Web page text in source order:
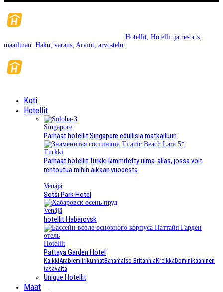
Hotellit, Hotellit ja resorts
maailman. Haku, varaus, Arviot, arvostelut.
Koti
Hotellit
Singapore
Parhaat hotellit Singapore edullisia matkailuun
Turkki
Parhaat hotellit Turkki lämmitetty uima-allas, jossa voit
rentoutua mihin aikaan vuodesta
Venäjä
Sotši Park Hotel
Venäjä
hotellit Habarovsk
Hotellit
Pattaya Garden Hotel
KaikkiArabiemiirikunnatBahamaIso-BritanniaKreikkaDominikaaninen
tasavalta
Unique Hotellit
Maat